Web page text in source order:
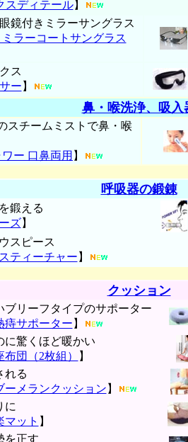
スディテール】
鏡付きミラーサングラス
ラーコートサングラス
ス
ー 】
鼻・喉洗浄、吸入
スチームミストで鼻・喉
ー 口鼻両用 】
呼吸器の鍛錬
鍛える
ズ】
スピース
ティーチャー 】
クッション
ブリーフタイプのサポーター
痔サポーター 】
に驚くほど暖かい
団（2枚組）
】
れる
ーメランクッション 】
に
マット 】
を正す